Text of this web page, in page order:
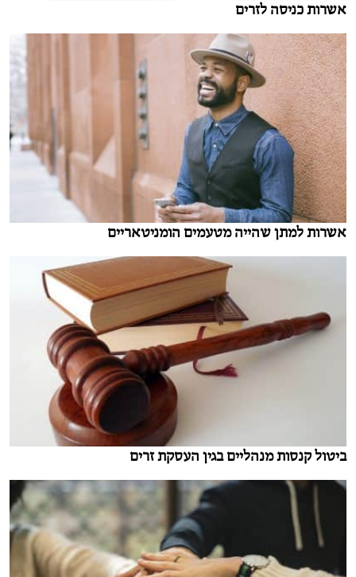
אשרות כניסה לזרים
אשרות למתן שהייה מטעמים הומניטאריים
ביטול קנסות מנהליים בגין העסקת זרים